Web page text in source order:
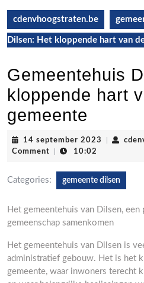
cdenvhoogstraten.be
Dilsen: Het kloppende hart van
Gemeentehuis
kloppende hart
gemeente
14 september 2023 14
Comment
10:02
Categories: gemeente dilsen
Het gemeentehuis van Dilsen,
gemeenschap samenkomen
Het gemeentehuis van Dilsen is
administratief gebouw. Het is het
gemeente, waar inwoners terecht